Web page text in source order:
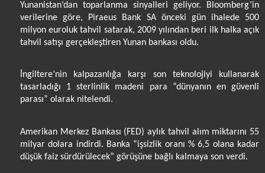
Yunanistan’dan toparlanma sinyalleri geliyor. Bloomberg’in
verilerine göre, Piraeus Bank SA önceki gün ihalede 500
milyon euroluk tahvil satarak, 2009 yılından beri ilk halka açık
tahvil satışı gerçekleştiren Yunan bankası oldu.
İngiltere’nin kalpazanlığa karşı son teknolojiyi kullanarak
tasarladığı 1 sterlinlik madeni para “dünyanın en güvenli
parası” olarak nitelendi.
Amerikan Merkez Bankası (FED) aylık tahvil alım miktarını 55
milyar dolara indirdi. Banka “işsizlik oranı % 6,5 olana kadar
düşük faiz sürdürülecek” görüşüne bağlı kalmaya son verdi.